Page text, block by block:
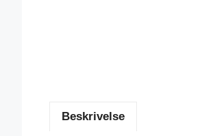
Beskrivelse